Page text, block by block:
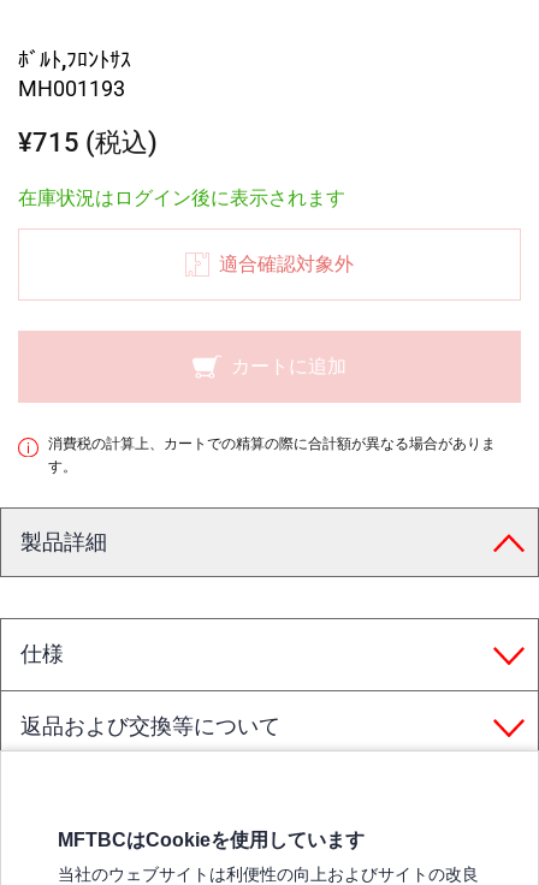
ﾎﾞﾙﾄ,ﾌﾛﾝﾄｻｽ
MH001193
¥715 (税込)
在庫状況はログイン後に表示されます
適合確認対象外
カートに追加
消費税の計算上、カートでの精算の際に合計額が異なる場合がありま
す。
製品詳細
仕様
返品および交換等について
MFTBCはCookieを使用しています
当社のウェブサイトは利便性の向上およびサイトの改良